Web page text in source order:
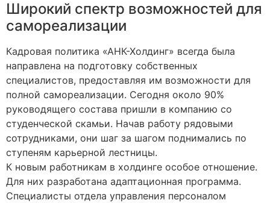
Широкий спектр возможностей для
самореализации
Кадровая политика «АНК-Холдинг» всегда была
направлена на подготовку собственных
специалистов, предоставляя им возможности для
полной самореализации. Сегодня около 90%
руководящего состава пришли в компанию со
студенческой скамьи. Начав работу рядовыми
сотрудниками, они шаг за шагом поднимались по
ступеням карьерной лестницы.
К новым работникам в холдинге особое отношение.
Для них разработана адаптационная программа.
Специалисты отдела управления персоналом